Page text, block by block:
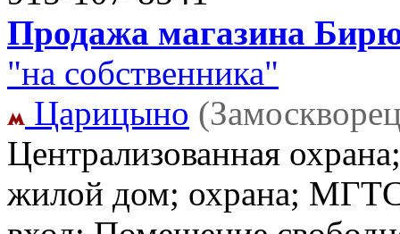
Продажа магазина
"на собственника"
Царицыно
Централизованная
жилой дом; охрана;